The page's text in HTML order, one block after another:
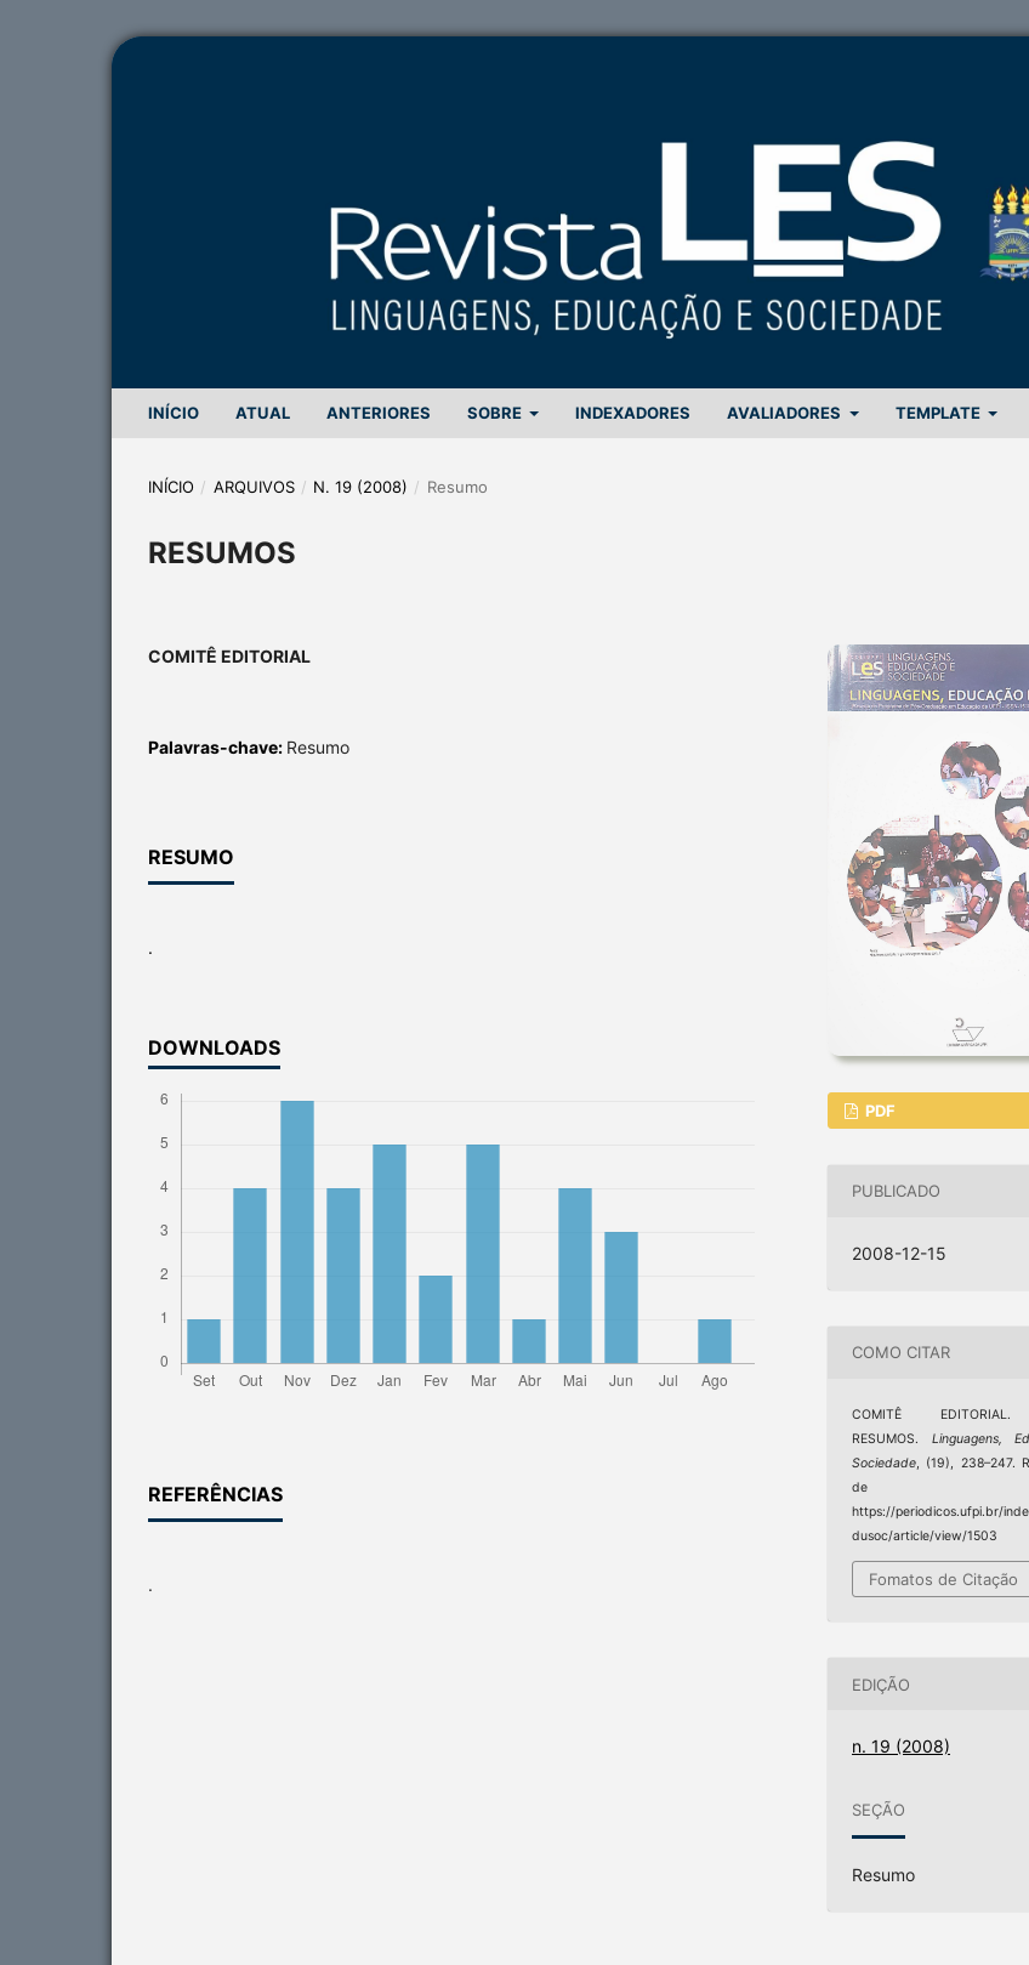
INÍCIO ATUAL ANTERIORES SOBRE INDEXADORES AVALIADORES TEMPLATE
INÍCIO / ARQUIVOS / N. 19 (2008) / Resumo
RESUMOS
COMITÊ EDITORIAL
Palavras-chave: Resumo
RESUMO
.
DOWNLOADS
REFERÊNCIAS
.
PDF
PUBLICADO
2008-12-15
COMO CITAR
COMITÊ
RESUMOS. Linguagens,
Sociedade, (19), 238–247.
de
https://periodicos.ufpi.br/
dusoc/article/view/1503
Fomatos de Citação
EDIÇÃO
n. 19 (2008)
SEÇÃO
Resumo